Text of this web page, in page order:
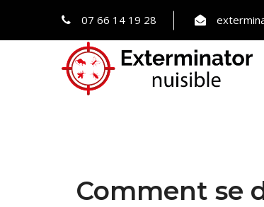
07 66 14 19 28
Comment se